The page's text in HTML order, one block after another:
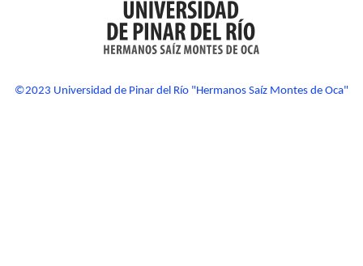
©2023 Universidad de Pinar del Río "Hermanos Saíz Montes de Oca"